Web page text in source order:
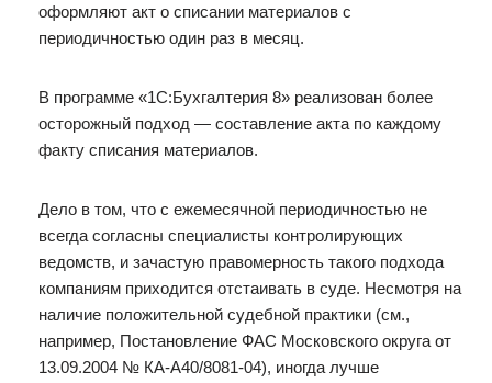
оформляют акт о списании материалов с
периодичностью один раз в месяц.
В программе «1С:Бухгалтерия 8» реализован более
осторожный подход — составление акта по каждому
факту списания материалов.
Дело в том, что с ежемесячной периодичностью не
всегда согласны специалисты контролирующих
ведомств, и зачастую правомерность такого подхода
компаниям приходится отстаивать в суде. Несмотря на
наличие положительной судебной практики (см.,
например, Постановление ФАС Московского округа от
13.09.2004 № КА-А40/8081-04), иногда лучше